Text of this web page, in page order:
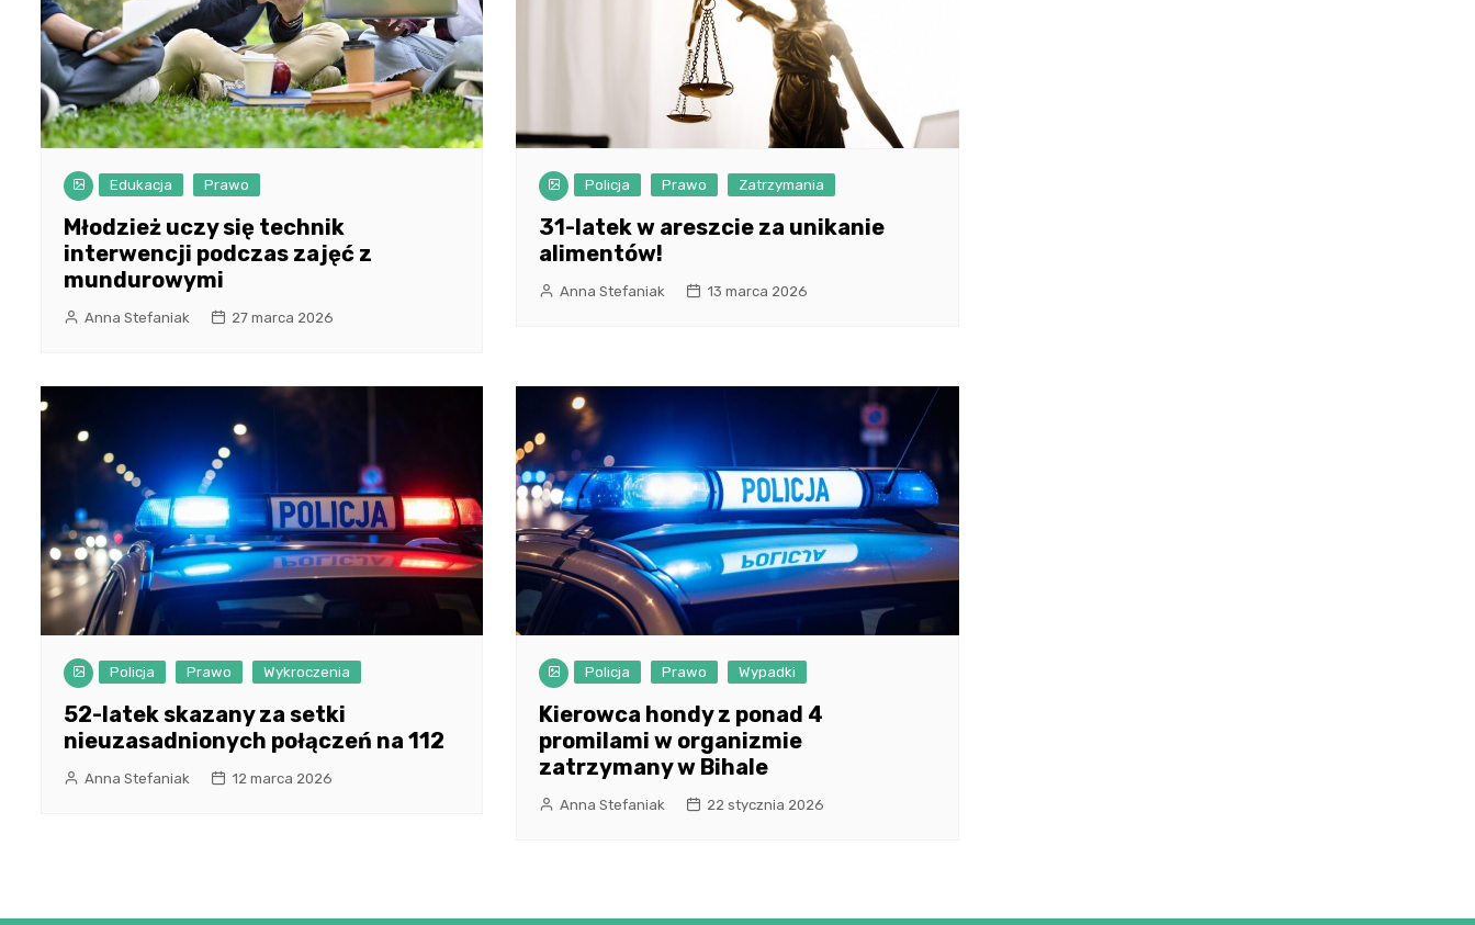
Edukacja Prawo
Młodzież uczy się technik
interwencji podczas zajęć z
mundurowymi
Anna Stefaniak 27 marca 2026
Policja Prawo Zatrzymania
31-latek w areszcie za unikanie
alimentów!
Anna Stefaniak 13 marca 2026
Policja Prawo Wykroczenia
52-latek skazany za setki
nieuzasadnionych połączeń na 112
Anna Stefaniak 12 marca 2026
Policja Prawo Wypadki
Kierowca hondy z ponad 4
promilami w organizmie
zatrzymany w Bihale
Anna Stefaniak 22 stycznia 2026